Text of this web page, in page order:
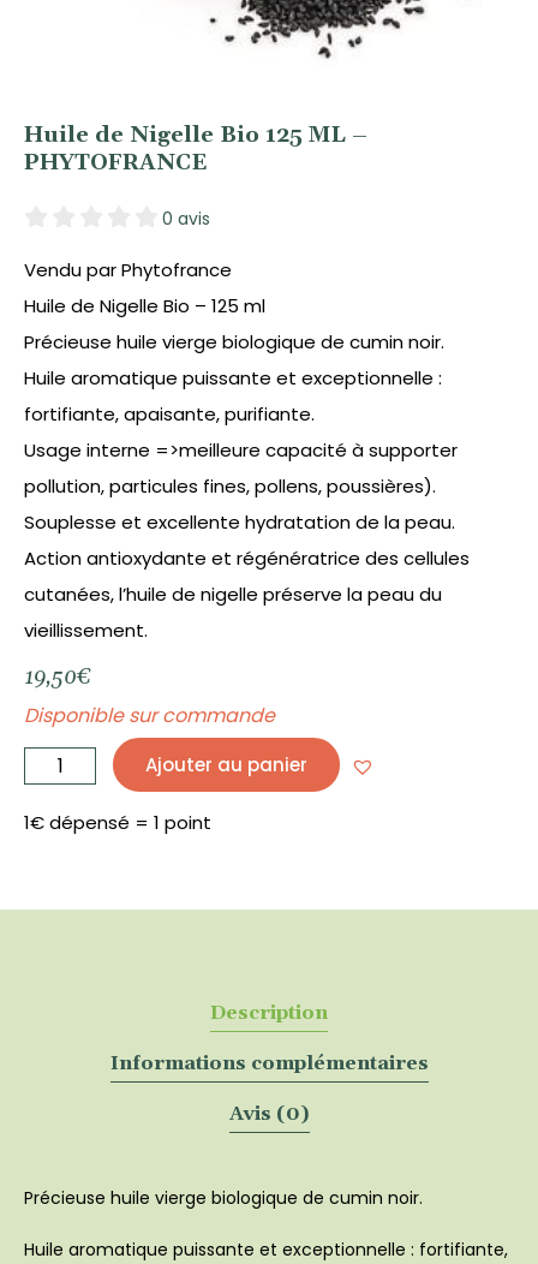
Huile de Nigelle Bio 125 ML –
PHYTOFRANCE
0 avis
Vendu par Phytofrance
Huile de Nigelle Bio – 125 ml
Précieuse huile vierge biologique de cumin noir.
Huile aromatique puissante et exceptionnelle :
fortifiante, apaisante, purifiante.
Usage interne =>meilleure capacité à supporter
pollution, particules fines, pollens, poussières).
Souplesse et excellente hydratation de la peau.
Action antioxydante et régénératrice des cellules
cutanées, l’huile de nigelle préserve la peau du
vieillissement.
19,50€
Disponible sur commande
de
Nigelle
125
ML
Ajouter au panier
1€ dépensé = 1 point
Description
Informations complémentaires
Avis (0)
Précieuse huile vierge biologique de cumin noir.
Huile aromatique puissante et exceptionnelle : fortifiante,